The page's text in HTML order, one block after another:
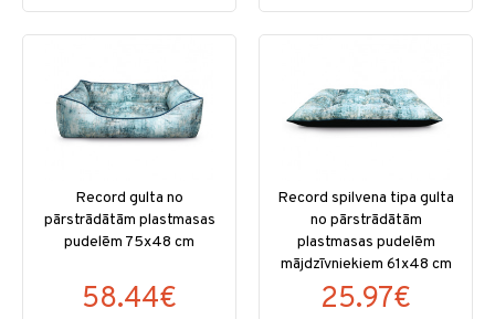
Record gulta no
pārstrādātām plastmasas
pudelēm 75x48 cm
58.44€
Record spilvena tipa gulta
no pārstrādātām
plastmasas pudelēm
mājdzīvniekiem 61x48 cm
25.97€